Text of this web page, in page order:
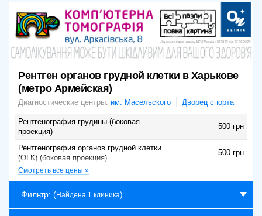
Рентген органов грудной клетки в Харькове
(метро Армейская)
Диагностические центры: им. Масельского Дворец спорта
Рентгенография грудины (боковая
проекция)
500 грн
Рентгенография органов грудной клетки
(ОГК) (боковая проекция)
500 грн
Рентгенография органов грудной клетки
500 грн
Рентгенография грудного отдела
позвоночника (в двух проекциях)
Смотреть все цены »
Фильтр: (Найдена 1 клиника)